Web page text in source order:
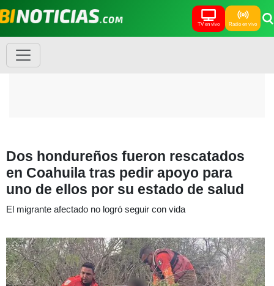
TV en vivo Radio en vivo
Dos hondureños fueron rescatados
en Coahuila tras pedir apoyo para
uno de ellos por su estado de salud
El migrante afectado no logró seguir con vida